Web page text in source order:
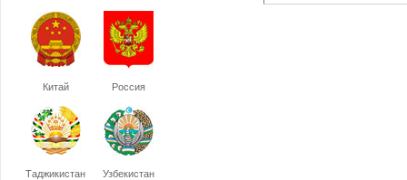
Китай Россия
Таджикистан Узбекистан